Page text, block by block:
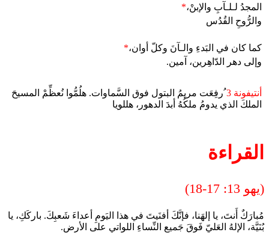
المجدُ لـلـآبِ والإبنْ،*
والرُّوحِ القُدُس
كما كان في البَدءِ والـآنَ وكلّ أوان،*
وإلى دهر الدّاهِرين، آمين.
أنتيفونة 3
ُرفِعَت مريمُ البتول فوق السَّماوات. هلُمُّوا نُعظِّمْ المسيحَ
الملكَ الذي يدومُ ملكُهُ أبدَ الدهور، هللويا
القراءة
(يهو 13: 17-18)
مُبارَكٌ أَنتَ، يا إلهَنا، فإنَّكَ أفنَيتَ في هذا اليَومِ أعداءَ شَعبِكَ. باركَكِ، يا
بُنَيَّة، الإلهُ العَليّ فَوقَ جَميع النِّساءِ اللواتي على الأرض.